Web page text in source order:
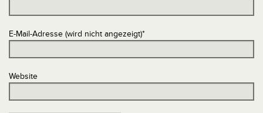
E-Mail-Adresse (wird nicht angezeigt)*
Website